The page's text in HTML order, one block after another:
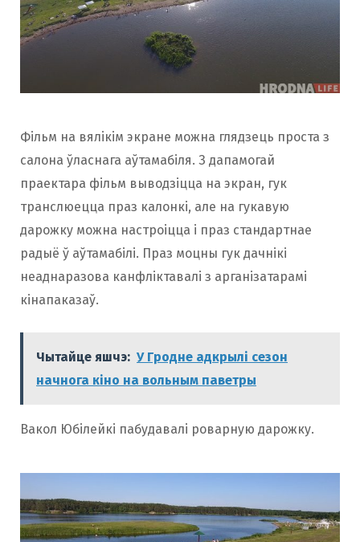
Фільм на вялікім экране можна глядзець проста з
салона ўласнага аўтамабіля. З дапамогай
праектара фільм выводзіцца на экран, гук
транслюецца праз калонкі, але на гукавую
дарожку можна настроіцца і праз стандартнае
радыё ў аўтамабілі. Праз моцны гук дачнікі
неаднаразова канфліктавалі з арганізатарамі
кінапаказаў.
Чытайце яшчэ: У Гродне адкрылі сезон
начнога кіно на вольным паветры
Вакол Юбілейкі пабудавалі роварную дарожку.